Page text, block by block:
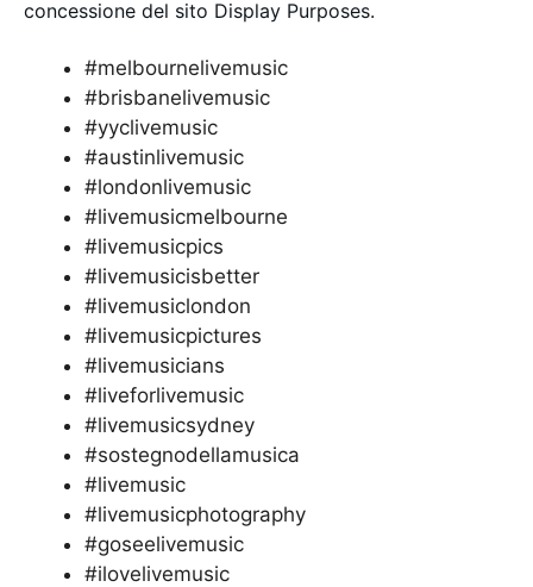
concessione del sito Display Purposes.
#melbournelivemusic
#brisbanelivemusic
#yyclivemusic
#austinlivemusic
#londonlivemusic
#livemusicmelbourne
#livemusicpics
#livemusicisbetter
#livemusiclondon
#livemusicpictures
#livemusicians
#liveforlivemusic
#livemusicsydney
#sostegnodellamusica
#livemusic
#livemusicphotography
#goseelivemusic
#ilovelivemusic